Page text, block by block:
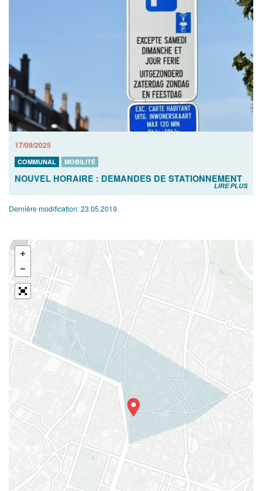
17/09/2025
COMMUNAL MOBILITÉ
NOUVEL HORAIRE : DEMANDES DE STATIONNEMENT
LIRE PLUS
Dernière modification:23.05.2019